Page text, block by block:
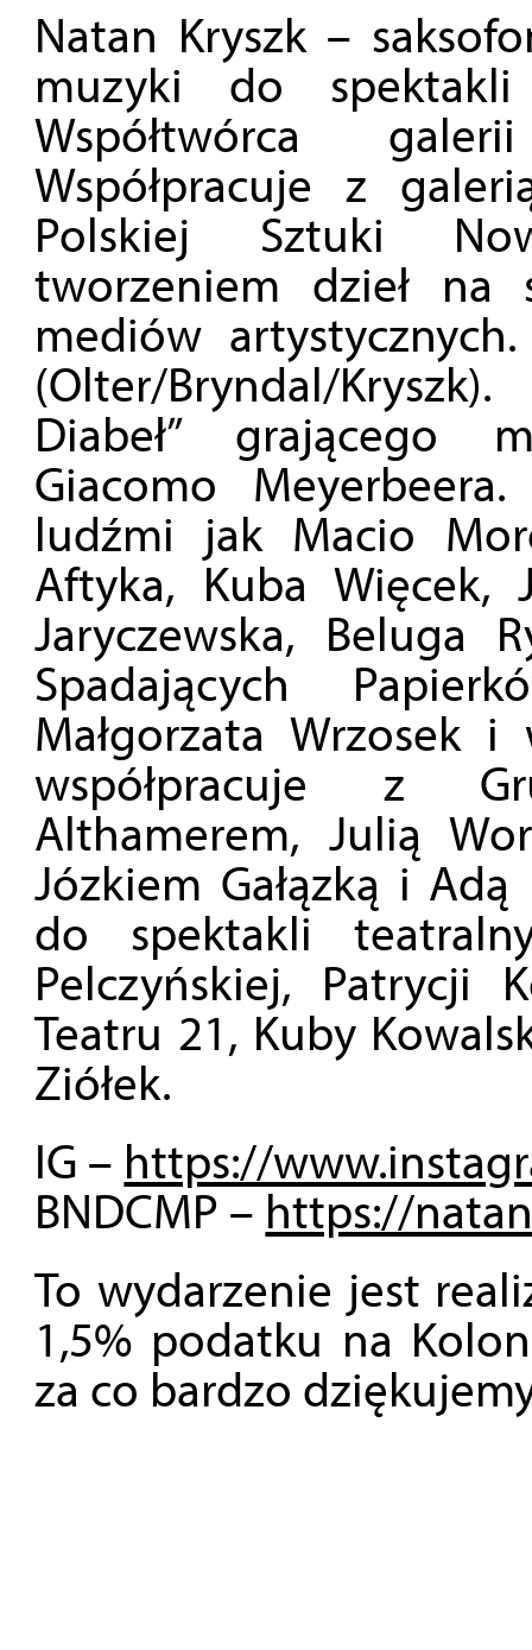
Natan Kryszk –
muzyki do
Współtwórca
Współpracuje z
Polskiej Sztuki
tworzeniem dzieł na
mediów
(Olter/Bryndal/
Diabeł” grającego
Giacomo
ludźmi jak Macio
Aftyka, Kuba Więcek,
Jaryczewska, Beluga
Spadających
Małgorzata Wrzosek
współpracuje z
Althamerem, Julią
Józkiem Gałązką i
do spektakli
Pelczyńskiej, Patrycji
Teatru 21, Kuby
Ziółek.
IG – https://
BNDCMP – https://
To wydarzenie jest
1,5% podatku na
za co bardzo